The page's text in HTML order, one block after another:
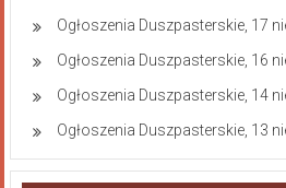
Ogłoszenia Duszpasterskie, 17
Ogłoszenia Duszpasterskie, 16
Ogłoszenia Duszpasterskie, 14
Ogłoszenia Duszpasterskie, 13